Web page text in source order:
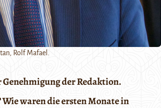
Rolf Mafael.
der Redaktion.
waren die ersten Monate in